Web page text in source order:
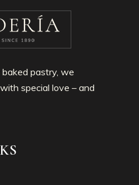
pastry, we
special love – and